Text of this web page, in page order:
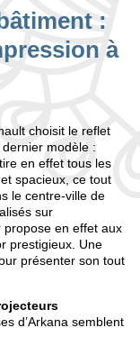
:
à
choisit le reflet
modèle :
en effet tous les
spacieux, ce tout
le centre-ville de
sur
propose en effet aux
prestigieux. Une
présenter son tout
d’Arkana semblent